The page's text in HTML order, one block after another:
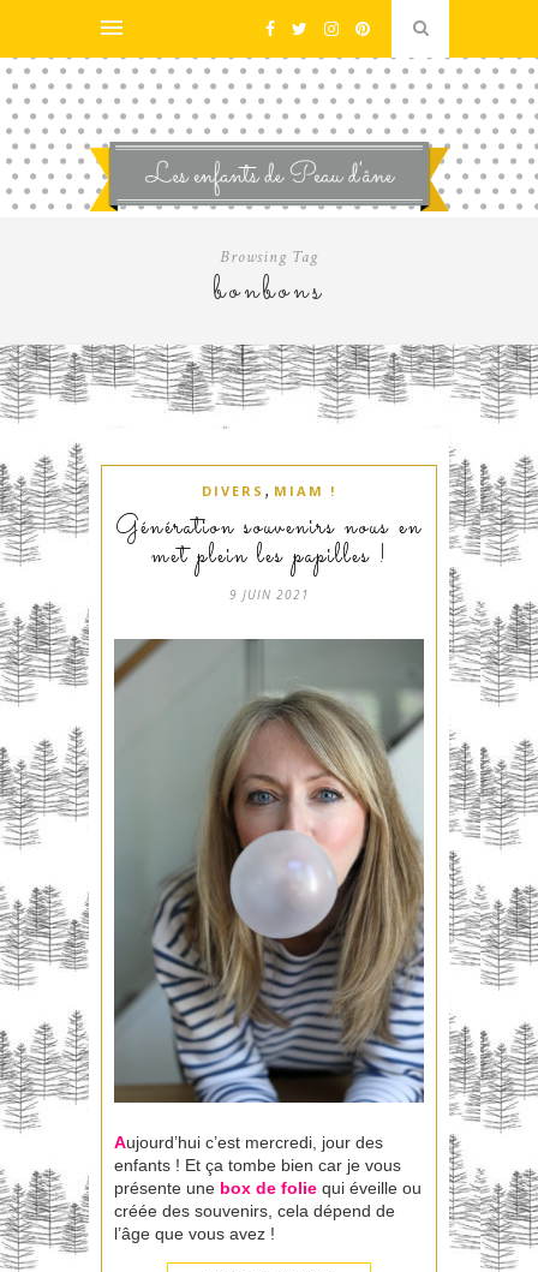
Browsing Tag
bonbons
DIVERS , MIAM !
Génération souvenirs nous en
met plein les papilles !
9 JUIN 2021
Aujourd’hui c’est mercredi, jour des
enfants ! Et ça tombe bien car je vous
présente une box de folie qui éveille ou
créée des souvenirs, cela dépend de
l’âge que vous avez !